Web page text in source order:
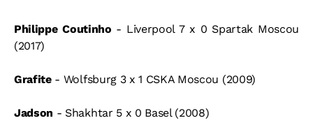
Philippe Coutinho - Liverpool 7 x 0 Spartak Moscou
(2017)
Grafite - Wolfsburg 3 x 1 CSKA Moscou (2009)
Jadson - Shakhtar 5 x 0 Basel (2008)